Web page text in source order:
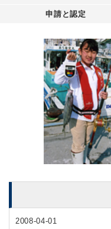
申請と認定
2008-04-01